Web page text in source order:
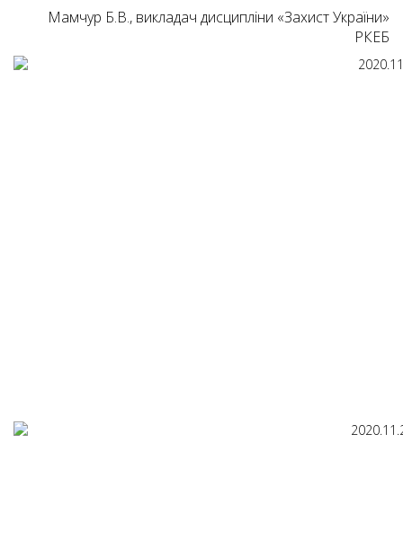
Мамчур Б.В., викладач дисципліни «Захист України»
РКЕБ